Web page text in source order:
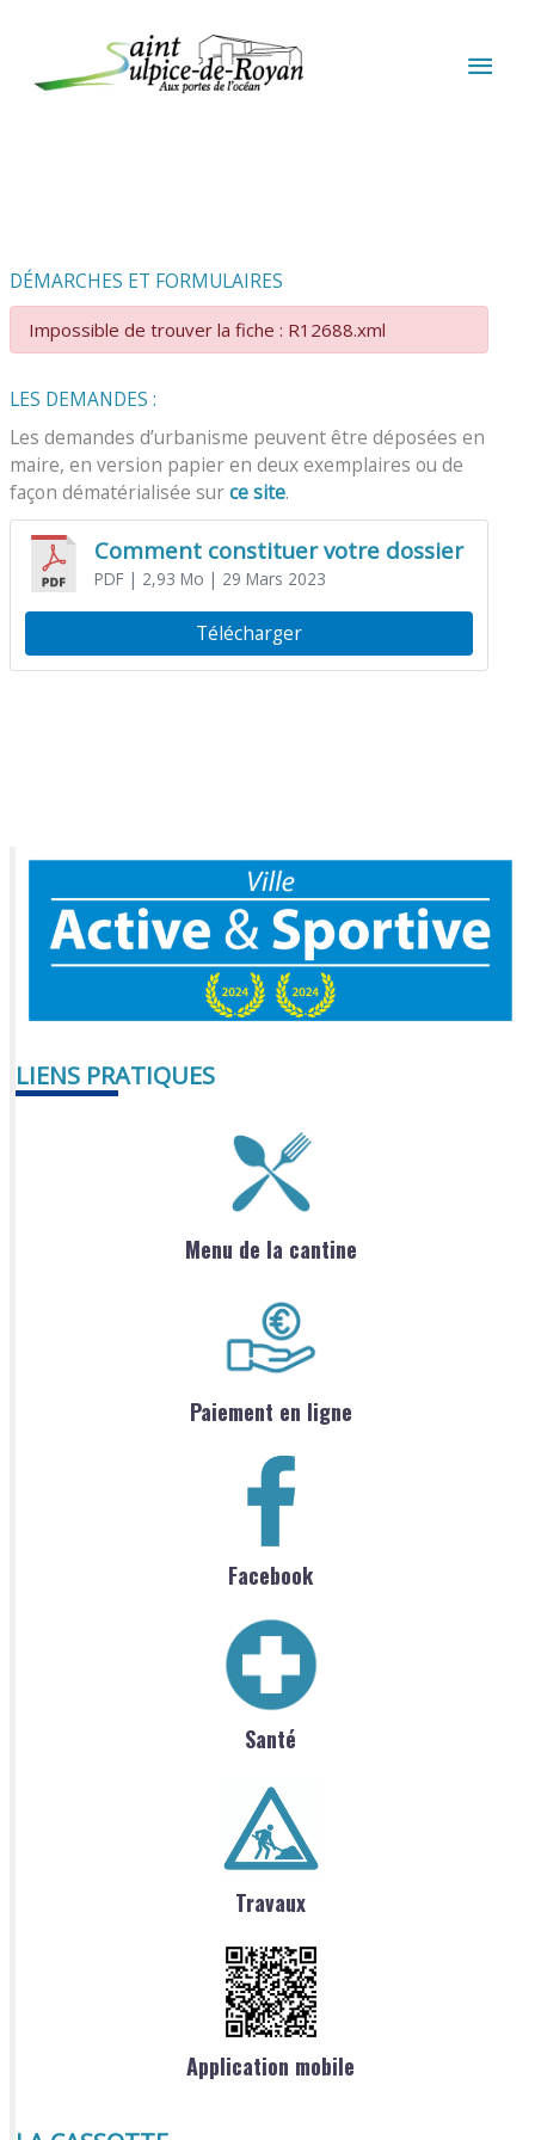
DÉMARCHES ET FORMULAIRES
Impossible de trouver la fiche : R12688.xml
LES DEMANDES :
Les demandes d’urbanisme peuvent être déposées en
maire, en version papier en deux exemplaires ou de
façon dématérialisée surce site.
Comment constituer votre dossier
PDF| 2,93 Mo | 29 Mars 2023
Télécharger
LIENS PRATIQUES
Menu de la cantine
Paiement en ligne
Facebook
Santé
Travaux
Application mobile